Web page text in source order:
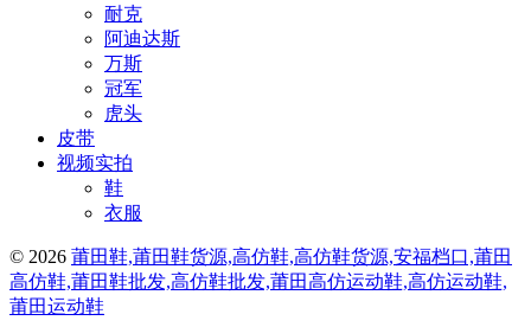
耐克
阿迪达斯
万斯
冠军
虎头
皮带
视频实拍
鞋
衣服
© 2026 莆田鞋,莆田鞋货源,高仿鞋,高仿鞋货源,安福档口,莆田
高仿鞋,莆田鞋批发,高仿鞋批发,莆田高仿运动鞋,高仿运动鞋,
莆田运动鞋